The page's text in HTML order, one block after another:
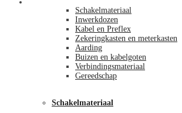
Schakelmateriaal
Inwerkdozen
Kabel en Preflex
Zekeringkasten en meterkasten
Aarding
Buizen en kabelgoten
Verbindingsmateriaal
Gereedschap
Schakelmateriaal